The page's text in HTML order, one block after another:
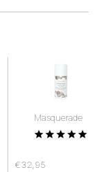
Masquerade
€32,95